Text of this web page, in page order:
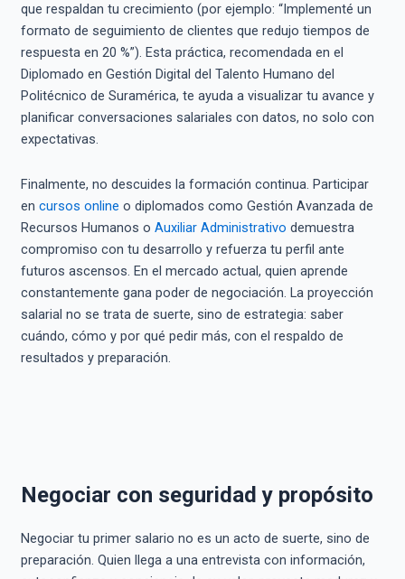
que respaldan tu crecimiento (por ejemplo: “Implementé un
formato de seguimiento de clientes que redujo tiempos de
respuesta en 20 %”). Esta práctica, recomendada en el
Diplomado en Gestión Digital del Talento Humano del
Politécnico de Suramérica, te ayuda a visualizar tu avance y
planificar conversaciones salariales con datos, no solo con
expectativas.
Finalmente, no descuides la formación continua. Participar
en cursos online o diplomados como Gestión Avanzada de
Recursos Humanos o Auxiliar Administrativo demuestra
compromiso con tu desarrollo y refuerza tu perfil ante
futuros ascensos. En el mercado actual, quien aprende
constantemente gana poder de negociación. La proyección
salarial no se trata de suerte, sino de estrategia: saber
cuándo, cómo y por qué pedir más, con el respaldo de
resultados y preparación.
Negociar con seguridad y propósito
Negociar tu primer salario no es un acto de suerte, sino de
preparación. Quien llega a una entrevista con información,